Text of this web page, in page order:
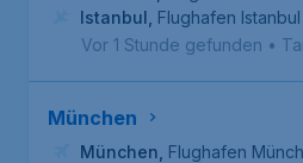
Istanbul Flughafen Istanbul
Vor 1 Stunde gefunden •
München
München Flughafen